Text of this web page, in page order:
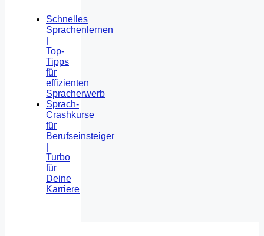
Schnelles
Sprachenlernen
Top-
Tipps
für
effizienten
Spracherwerb
Sprach-
Crashkurse
für
Berufseinsteiger
Turbo
für
Deine
Karriere